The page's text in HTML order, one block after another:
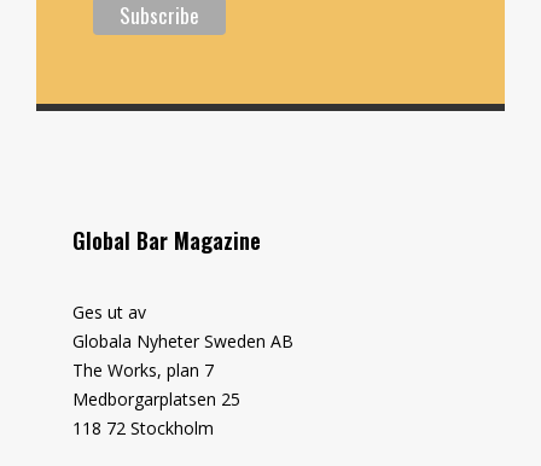
Global Bar Magazine
Ges ut av
Globala Nyheter Sweden AB
The Works, plan 7
Medborgarplatsen 25
118 72 Stockholm